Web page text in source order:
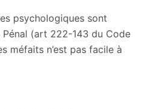
psychologiques sont
(art 222-143 du Code
méfaits n’est pas facile à